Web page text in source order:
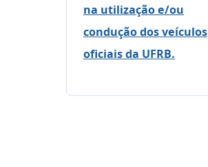
na utilização e/ou
condução dos veículos
oficiais da UFRB.